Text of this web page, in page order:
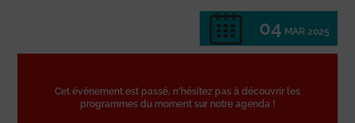
04 MAR 2025
Cet événement est passé, n'hésitez pas à découvrir les
programmes du moment sur notre agenda !